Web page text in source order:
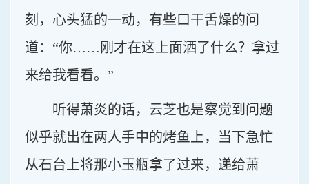
刻，心头猛的一动，有些口干舌燥的问
道：“你……刚才在这上面洒了什么？拿过
来给我看看。”
听得萧炎的话，云芝也是察觉到问题
似乎就出在两人手中的烤鱼上，当下急忙
从石台上将那小玉瓶拿了过来，递给萧